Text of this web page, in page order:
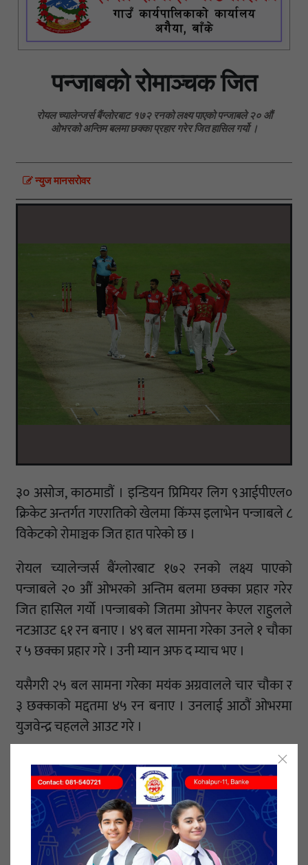
पन्जाबको रोमाञ्चक जित
रोयल च्यालेन्जर्स बैंग्लोरबाट १७२ रनको लक्ष्य पाएको पन्जाबले २० औं
ओभरको अन्तिम बलमा छक्का प्रहार गरेर जित हासिल गर्यो ।
न्युज मानसराेवर
३० असोज, काठमाडौं । इन्डियन प्रिमियर लिग ९आईपीएल०
क्रिकेट अन्तर्गत गएरातिको खेलमा किंग्स इलाभेन पन्जाबले ८
विकेटको रोमाञ्चक जित हात पारेको छ ।
रोयल च्यालेन्जर्स बैंग्लोरबाट १७२ रनको लक्ष्य पाएको
पन्जाबले २० औं ओभरको अन्तिम बलमा छक्का प्रहार गरेर
जित हासिल गर्यो ।पन्जाबको जितमा ओपनर केएल राहुलले
नटआउट ६१ रन बनाए । ४९ बल सामना गरेका उनले १ चौका
र ५ छक्का प्रहार गरे । उनी म्यान अफ द म्याच भए ।
यसैगरी २५ बल सामना गरेका मयंक अग्रवालले चार चौका र
३ छक्काको मद्दतमा ४५ रन बनाए । उनलाई आठौं ओभरमा
युजवेन्द्र चहलले आउट गरे ।
त्यसपछि ब्याटिङमा आएका क्रिस गेलले ५३ रन योगदान गरे ।
४५ बलमा उनले एक चौका र पाँच छक्का प्रहार गरे । केएल
राहुल र गेलले ९३ रन साझेदारी गरे । गेल रनआउट भए ।
पन्जाबलाई जितका लागि अन्तिम ओभरमा २ रन मात्र
चाहिएको थियो । तर पनि खेल अन्तिम बलसम्म पुग्यो । २० औं